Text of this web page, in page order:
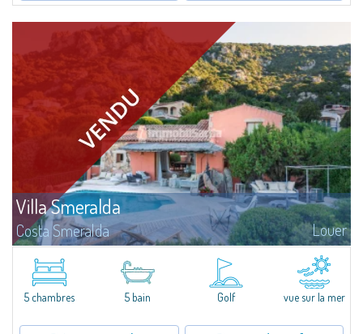
Villa Smeralda
Costa Smeralda Louer
Villa Smeralda, signée par le fameux Architecte Jean-Claude Lesuisse, jouit
d'une vue mer panoramique exceptionnelle sur la baie du Pevero et sur les
collines de Pantogia. Entourée par une riche végétation...
5 chambres
5 bain Golf vue sur la mer